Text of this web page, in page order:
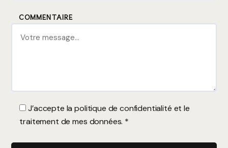
COMMENTAIRE
J’accepte lapolitique de confidentialité et le
traitement de mes données. *